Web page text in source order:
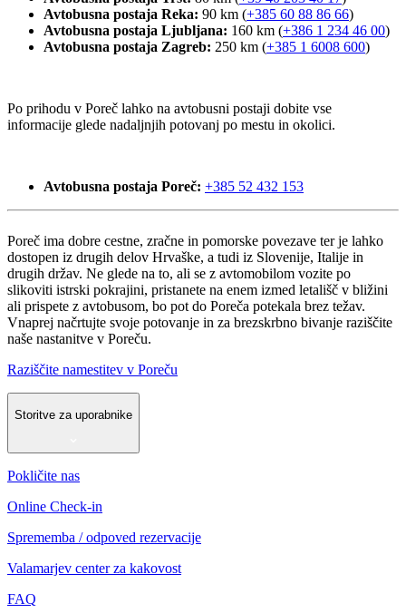
Avtobusna postaja Reka: 90 km (+385 60 88 86 66)
Avtobusna postaja Ljubljana: 160 km (+386 1 234 46 00)
Avtobusna postaja Zagreb: 250 km (+385 1 6008 600)
Po prihodu v Poreč lahko na avtobusni postaji dobite vse
informacije glede nadaljnjih potovanj po mestu in okolici.
Avtobusna postaja Poreč: +385 52 432 153
Poreč ima dobre cestne, zračne in pomorske povezave ter je lahko
dostopen iz drugih delov Hrvaške, a tudi iz Slovenije, Italije in
drugih držav. Ne glede na to, ali se z avtomobilom vozite po
slikoviti istrski pokrajini, pristanete na enem izmed letališč v bližini
ali prispete z avtobusom, bo pot do Poreča potekala brez težav.
Vnaprej načrtujte svoje potovanje in za brezskrbno bivanje raziščite
naše nastanitve v Poreču.
Raziščite namestitev v Poreču
Storitve za uporabnike
Pokličite nas
Online Check-in
Sprememba / odpoved rezervacije
Valamarjev center za kakovost
FAQ